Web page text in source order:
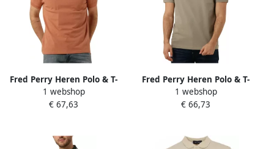
Fred Perry Heren Polo & T-
shirt Het Eenvoudige Shirt
Orange Heren
1 webshop
€ 67,63
Fred Perry Heren Polo & T-
shirts De Eenvoudige Shirt
Green Heren
1 webshop
€ 66,73